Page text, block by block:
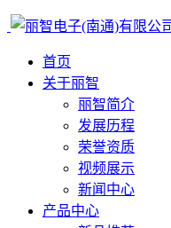
首页
关于丽智
丽智简介
发展历程
荣誉资质
视频展示
新闻中心
产品中心